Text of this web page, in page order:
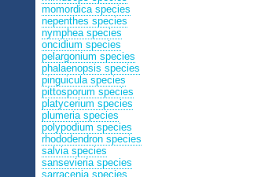
momordica species
nepenthes species
nymphea species
oncidium species
pelargonium species
phalaenopsis species
pinguicula species
pittosporum species
platycerium species
plumeria species
polypodium species
rhododendron species
salvia species
sansevieria species
sarracenia species